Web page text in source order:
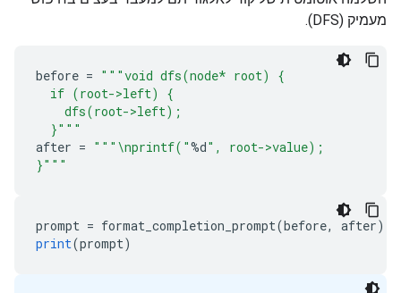
מעמיק (DFS).
before = """void dfs(node* root) {
if (root->left) {
dfs(root->left);
}"""
after = """\nprintf("%d", root->value);
}"""
prompt = format_completion_prompt(before, after)
print(prompt)